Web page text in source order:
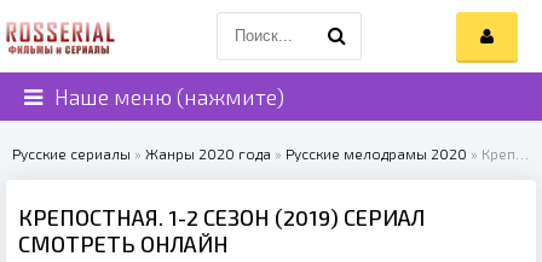
Наше меню (нажмите)
Русские сериалы » Жанры 2020 года » Русские мелодрамы 2020 » Крепостная. 1-2 сезон (2019) Сериал
КРЕПОСТНАЯ. 1-2 СЕЗОН (2019) СЕРИАЛ
СМОТРЕТЬ ОНЛАЙН